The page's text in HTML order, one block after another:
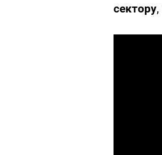
сектору,